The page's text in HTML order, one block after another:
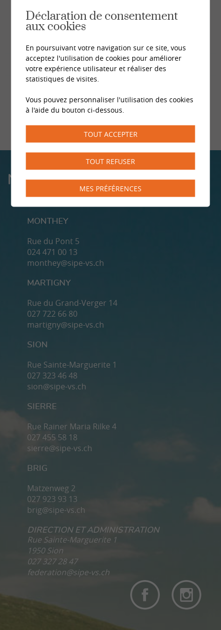
NOS CENTRES
MONTHEY
Rue du Pont 5
024 471 00 13
monthey@sipe-vs.ch
MARTIGNY
Rue du Grand-Verger 14
027 722 66 80
martigny@sipe-vs.ch
SION
Rue Sainte-Marguerite 1
027 323 46 48
sion@sipe-vs.ch
SIERRE
Rue Rainer Maria Rilke 4
027 455 58 18
sierre@sipe-vs.ch
BRIG
Matzenweg 2
027 923 93 13
brig@sipe-vs.ch
DIRECTION ET ADMINISTRATION
Rue Sainte-Marguerite 1
1950 Sion
027 327 28 47
federation@sipe-vs.ch
Déclaration de consentement
aux cookies
En poursuivant votre navigation sur ce site, vous
acceptez l'utilisation de cookies pour améliorer
votre expérience utilisateur et réaliser des
statistiques de visites.
Vous pouvez personnaliser l'utilisation des cookies
à l'aide du bouton ci-dessous.
TOUT ACCEPTER
TOUT REFUSER
MES PRÉFÉRENCES